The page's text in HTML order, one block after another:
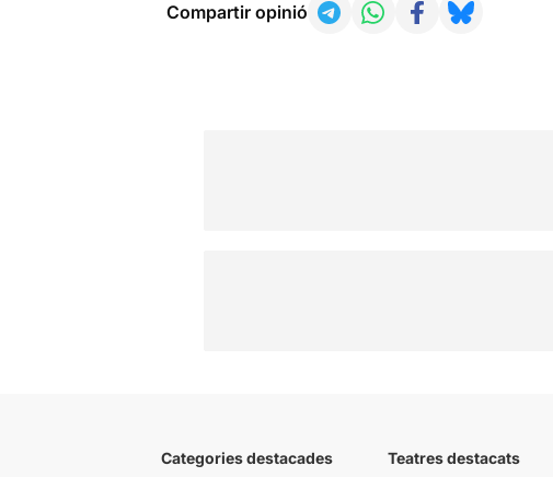
Compartir opinió
Categories destacades Teatres destacats